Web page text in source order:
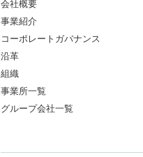
会社概要
事業紹介
コーポレートガバナンス
沿革
組織
事業所一覧
グループ会社一覧